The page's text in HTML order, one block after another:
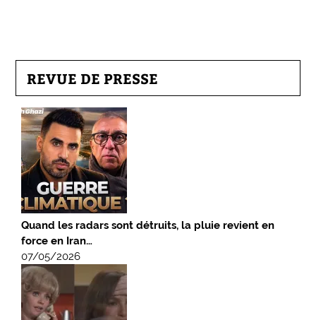
REVUE DE PRESSE
Quand les radars sont détruits, la pluie revient en
force en Iran…
07/05/2026